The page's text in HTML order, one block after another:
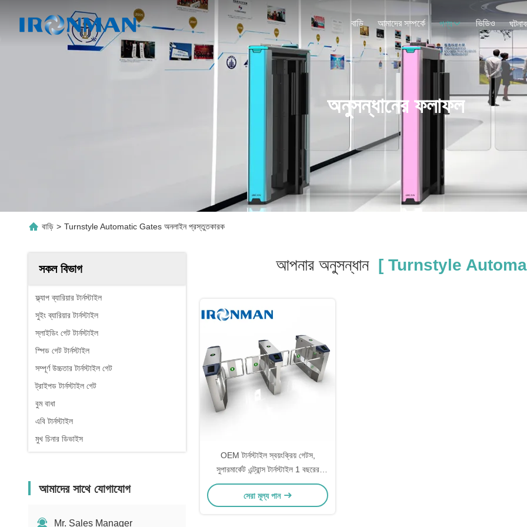
বাড়ি আমাদের সম্পর্কে পণ্য ভিডিও
অনুসন্ধানের ফলাফল
বাড়ি > Turnstyle Automatic Gates অনলাইন প্রস্তুতকারক
সকল বিভাগ
ফ্ল্যাপ ব্যারিয়ার টার্নস্টাইল
সুইং ব্যারিয়ার টার্নস্টাইল
স্লাইডিং গেট টার্নস্টাইল
স্পিড গেট টার্নস্টাইল
সম্পূর্ণ উচ্চতার টার্নস্টাইল গেট
ট্রাইপড টার্নস্টাইল গেট
বুম বাধা
এবি টার্নস্টাইল
মুখ চিনার ডিভাইস
আমাদের সাথে যোগাযোগ
Mr. Sales Manager
আপনার অনুসন্ধান[ Turnstyle
OEM টার্নস্টাইল স্বয়ংক্রিয় গেটস,
সুপারমার্কেট এন্ট্রান্স টার্নস্টাইল 1 বছরের
ওয়ারেন্টি
সেরা মূল্য পান